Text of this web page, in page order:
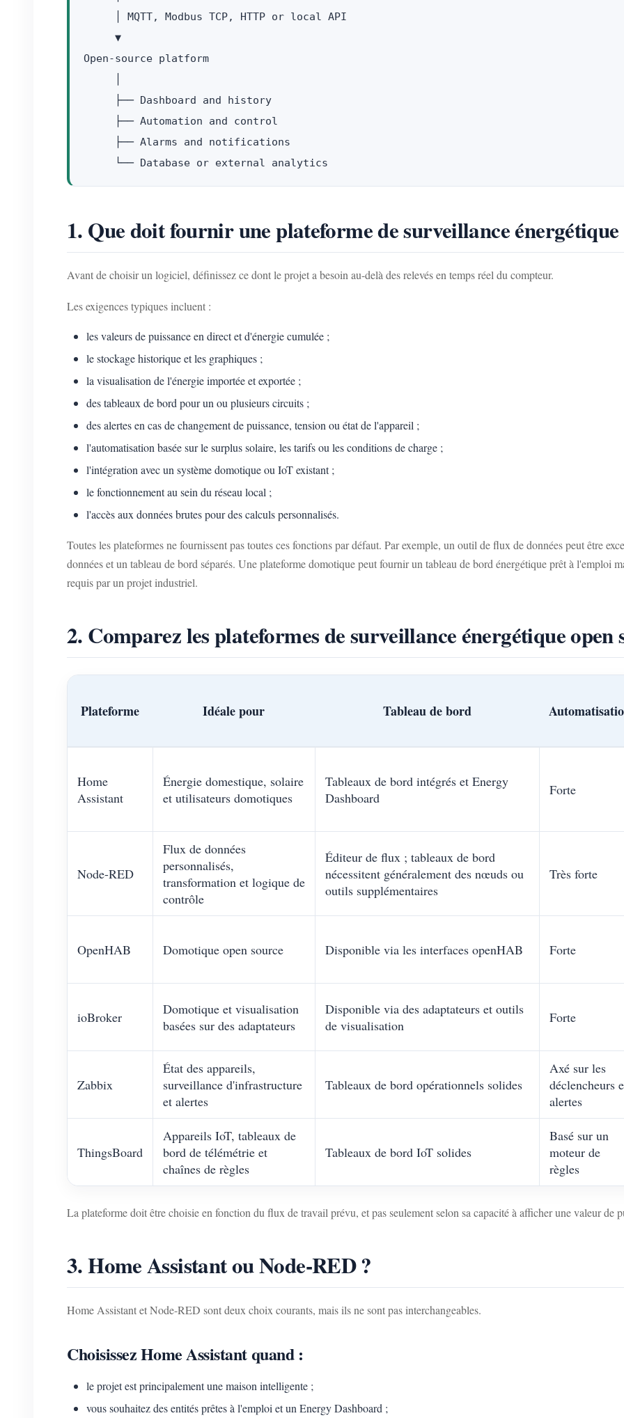
     │ MQTT, Modbus TCP, HTTP or local API
     ▼
Open-source platform
     ├── Dashboard and history
     ├── Automation and control
     ├── Alarms and notifications
1. Que doit fournir une plateforme de surveillance
Avant de choisir un logiciel, définissez ce dont le projet a besoin au-delà des relevés en temps réel du compteur.
Les exigences typiques incluent :
les valeurs de puissance en direct et d'énergie cumulée ;
le stockage historique et les graphiques ;
la visualisation de l'énergie importée et exportée ;
des tableaux de bord pour un ou plusieurs circuits ;
des alertes en cas de changement de puissance, tension ou état de l'appareil ;
l'automatisation basée sur le surplus solaire, les tarifs ou les conditions de charge ;
l'intégration avec un système domotique ou IoT existant ;
le fonctionnement au sein du réseau local ;
l'accès aux données brutes pour des calculs personnalisés.
Toutes les plateformes ne fournissent pas toutes ces fonctions par défaut. Par exemple, un outil de flux de données peut être
données et un tableau de bord séparés. Une plateforme domotique peut fournir un tableau de bord énergétique prêt à l'emploi
requis par un projet industriel.
2. Comparez les plateformes de surveillance énergétique open
Plateforme Idéale pour Tableau de bord
Home
Assistant
Énergie domestique, solaire
et utilisateurs domotiques
Tableaux de bord intégrés et Energy
Dashboard
Forte
Node-RED
Flux de données
personnalisés,
transformation et logique de
contrôle
Éditeur de flux ; tableaux de bord
nécessitent généralement des nœuds ou
outils supplémentaires
Très forte
OpenHAB Domotique open source Disponible via les interfaces openHAB Forte
ioBroker
Domotique et visualisation
basées sur des adaptateurs
Disponible via des adaptateurs et outils
de visualisation
Forte
Zabbix
État des appareils,
surveillance d'infrastructure
et alertes
Tableaux de bord opérationnels solides
Axé sur les
déclencheurs
alertes
ThingsBoard
Appareils IoT, tableaux de
bord de télémétrie et
chaînes de règles
Tableaux de bord IoT solides
Basé sur un
moteur de
règles
La plateforme doit être choisie en fonction du flux de travail prévu, et pas seulement selon sa capacité à afficher une valeur de
3. Home Assistant ou Node-RED ?
Home Assistant et Node-RED sont deux choix courants, mais ils ne sont pas interchangeables.
Choisissez Home Assistant quand :
le projet est principalement une maison intelligente ;
vous souhaitez des entités prêtes à l'emploi et un Energy Dashboard ;